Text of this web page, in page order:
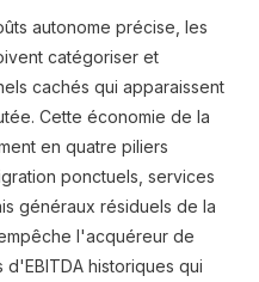
autonome précise, les
catégoriser et
cachés qui apparaissent
Cette économie de la
en quatre piliers
ponctuels, services
généraux résiduels de la
l'acquéreur de
historiques qui